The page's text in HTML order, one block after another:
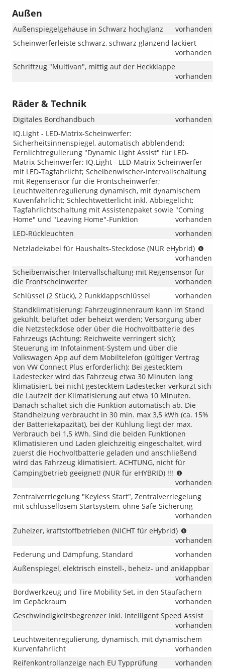
Außen
Außenspiegelgehäuse in Schwarz hochglanz
vorhanden
Scheinwerferleiste schwarz, schwarz glänzend lackiert
vorhanden
Schriftzug "Multivan", mittig auf der Heckklappe
vorhanden
Räder & Technik
Digitales Bordhandbuch
vorhanden
IQ.Light - LED-Matrix-Scheinwerfer:
Sicherheitsinnenspiegel, automatisch abblendend;
Fernlichtregulierung "Dynamic Light Assist" für LED-
Matrix-Scheinwerfer; IQ.Light - LED-Matrix-Scheinwerfer
mit LED-Tagfahrlicht; Scheibenwischer-Intervallschaltung
mit Regensensor für die Frontscheinwerfer;
Leuchtweitenregulierung dynamisch, mit dynamischem
Kuvenfahrlicht; Schlechtwetterlicht inkl. Abbiegelicht;
Tagfahrlichtschaltung mit Assistenzpaket sowie "Coming
Home" und "Leaving Home"-Funktion
vorhanden
LED-Rückleuchten
vorhanden
Netzladekabel für Haushalts-Steckdose (NUR eHybrid)
vorhanden
Scheibenwischer-Intervallschaltung mit Regensensor für
die Frontscheinwerfer
vorhanden
Schlüssel (2 Stück), 2 Funkklappschlüssel
vorhanden
Standklimatisierung: Fahrzeuginnenraum kann im Stand
gekühlt, belüftet oder beheizt werden; Versorgung über
die Netzsteckdose oder über die Hochvoltbatterie des
Fahrzeugs (Achtung: Reichweite verringert sich);
Steuerung im Infotainment-System und über die
Volkswagen App auf dem Mobiltelefon (gültiger Vertrag
von VW Connect Plus erforderlich); Bei gestecktem
Ladestecker wird das Fahrzeug etwa 30 Minuten lang
klimatisiert, bei nicht gestecktem Ladestecker verkürzt sich
die Laufzeit der Klimatisierung auf etwa 10 Minuten.
Danach schaltet sich die Funktion automatisch ab. Die
Standheizung verbraucht in 30 min. max 3,5 kWh (ca. 15%
der Batteriekapazität), bei der Kühlung liegt der max.
Verbrauch bei 1,5 kWh. Sind die beiden Funktionen
Klimatisieren und Laden gleichzeitig eingeschaltet, wird
zuerst die Hochvoltbatterie geladen und anschließend
wird das Fahrzeug klimatisiert. ACHTUNG, nicht für
Campingbetrieb geeignet! (NUR für eHYBRID) !!!
für
!!!
vorhanden
Zentralverriegelung "Keyless Start", Zentralverriegelung
mit schlüssellosem Startsystem, ohne Safe-Sicherung
vorhanden
Zuheizer, kraftstoffbetrieben (NICHT für eHybrid)
für
vorhanden
Federung und Dämpfung, Standard
vorhanden
Außenspiegel, elektrisch einstell-, beheiz- und anklappbar
vorhanden
Bordwerkzeug und Tire Mobility Set, in den Staufächern
im Gepäckraum
vorhanden
Geschwindigkeitsbegrenzer inkl. Intelligent Speed Assist
vorhanden
Leuchtweitenregulierung, dynamisch, mit dynamischem
Kurvenfahrlicht
vorhanden
Reifenkontrollanzeige nach EU Typprüfung
vorhanden